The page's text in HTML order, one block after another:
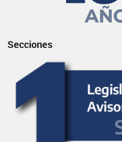
Secciones